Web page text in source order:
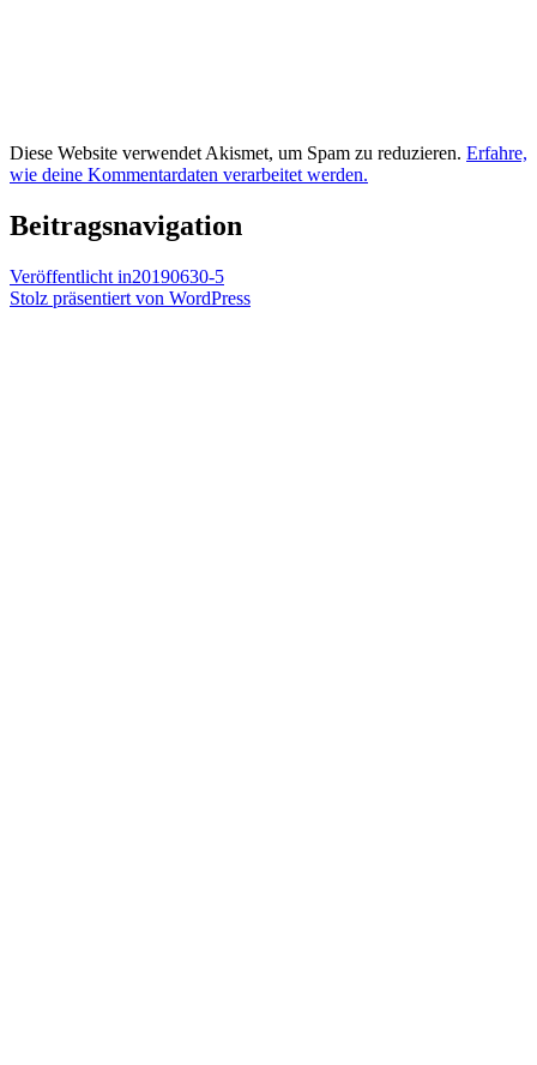
Diese Website verwendet Akismet, um Spam zu reduzieren. Erfahre,
wie deine Kommentardaten verarbeitet werden.
Beitragsnavigation
Veröffentlicht in20190630-5
Stolz präsentiert von WordPress